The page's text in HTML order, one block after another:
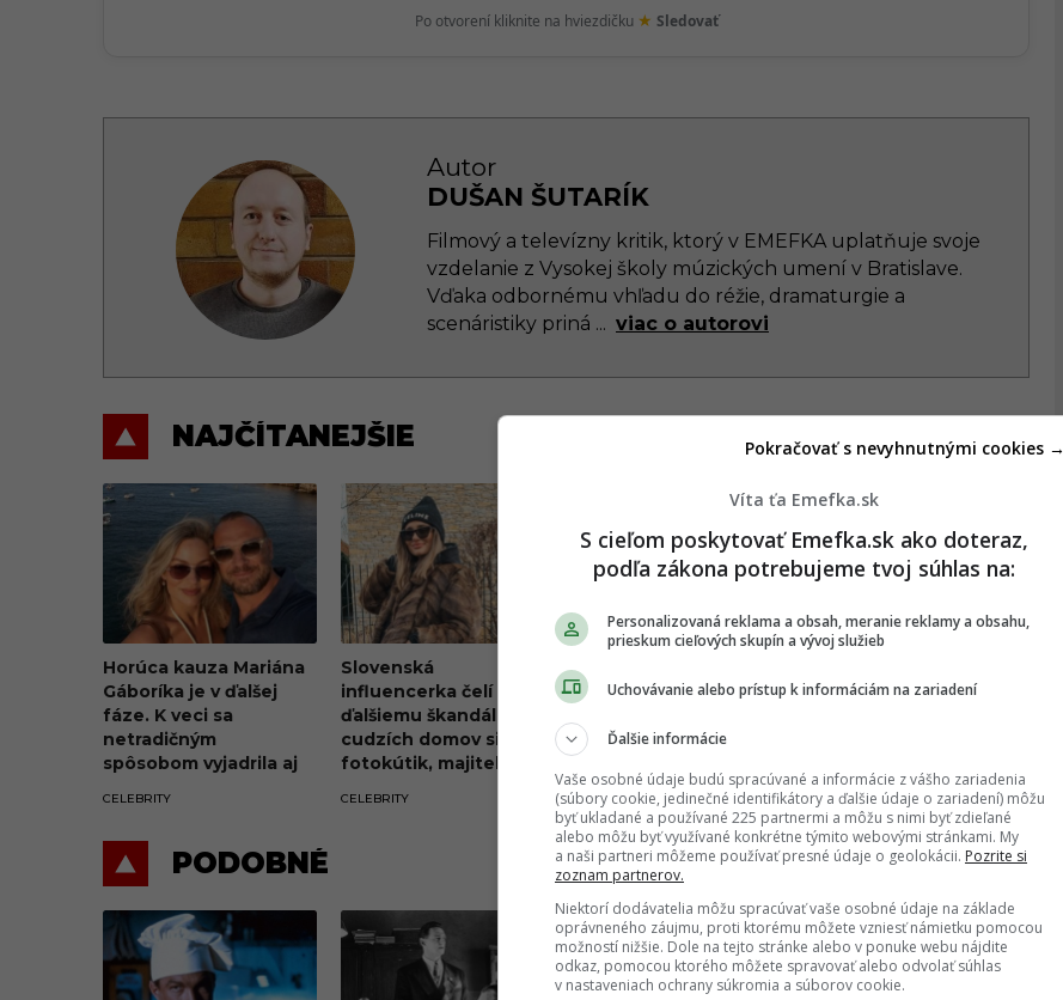
Po otvorení kliknite na hviezdičku ★ Sledovať
Autor
DUŠAN ŠUTARÍK
Filmový a televízny kritik, ktorý v EMEFKA uplatňuje svoje
vzdelanie z Vysokej školy múzických umení v Bratislave.
Vďaka odbornému vhľadu do réžie, dramaturgie a
scenáristiky priná ... viac o autorovi
NAJČÍTANEJŠIE
Horúca kauza Mariána
Gáboríka je v ďalšej
fáze. K veci sa
netradičným
spôsobom vyjadrila aj
CELEBRITY
Slovenská
influencerka čelí
ďalšiemu škandálu. Z
cudzích domov si robí
fotokútik, majitelia
CELEBRITY
Láska s nimi ťa vyjde
draho. Ženám s týmito
vyhýbaj, vysajú z teba
VZŤAHY
Exfarmárka po videu s
CELEBRITY
PODOBNÉ
Víta ťa Emefka.sk
S cieľom poskytovať Emefka.sk ako doteraz,
podľa zákona potrebujeme tvoj súhlas na:
Personalizovaná reklama a obsah, meranie reklamy a obsahu,
prieskum cieľových skupín a vývoj služieb
Uchovávanie alebo prístup k informáciám na zariadení
Ďalšie informácie
Vaše osobné údaje budú spracúvané a informácie z vášho zariadenia
(súbory cookie, jedinečné identifikátory a ďalšie údaje o zariadení) môžu
byť ukladané a používané 225 partnermi a môžu s nimi byť zdieľané
alebo môžu byť využívané konkrétne týmito webovými stránkami. My
a naši partneri môžeme používať presné údaje o geolokácii. Pozrite si
zoznam partnerov.
Niektorí dodávatelia môžu spracúvať vaše osobné údaje na základe
oprávneného záujmu, proti ktorému môžete vzniesť námietku pomocou
možností nižšie. Dole na tejto stránke alebo v ponuke webu nájdite
odkaz, pomocou ktorého môžete spravovať alebo odvolať súhlas
v nastaveniach ochrany súkromia a súborov cookie.
Pokračovať s nevyhnutnými cookies →